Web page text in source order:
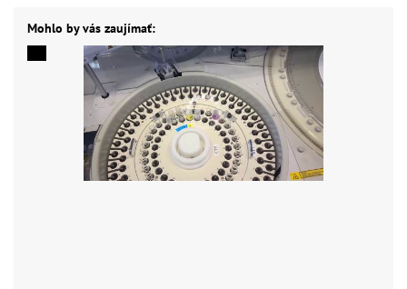
Mohlo by vás zaujímať: